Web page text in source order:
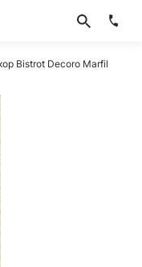
Bistrot Decoro Marfil